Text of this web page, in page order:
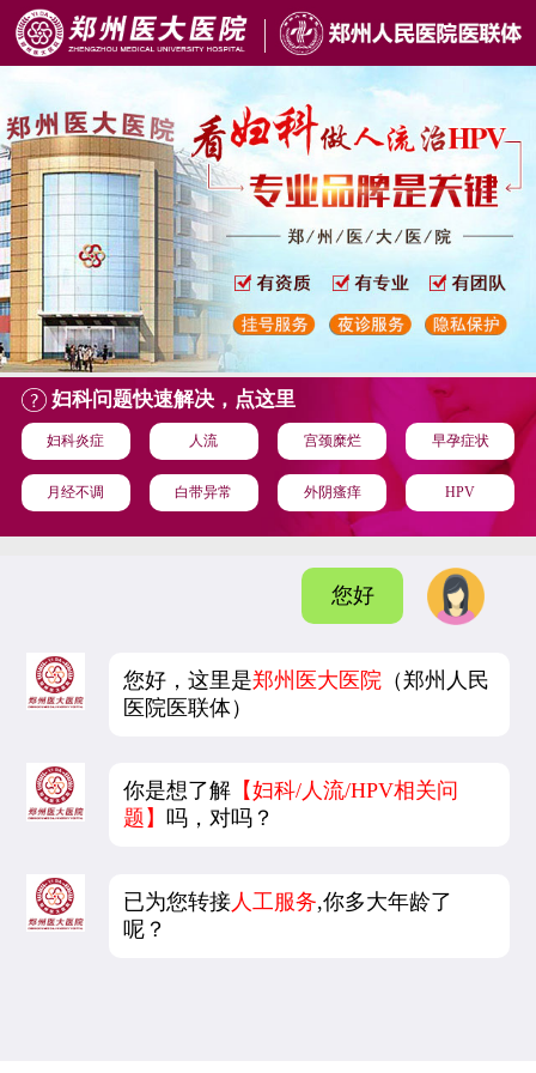
妇科问题快速解决，点这里
妇科炎症 人流 宫颈糜烂 早孕症状
月经不调 白带异常 外阴瘙痒 HPV
您好
您好，这里是郑州医大医院 （郑州人民
医院医联体）
你是想了解 【妇科/人流/HPV相关问
题】吗，对吗？
已为您转接 人工服务,你多大年龄了
呢？